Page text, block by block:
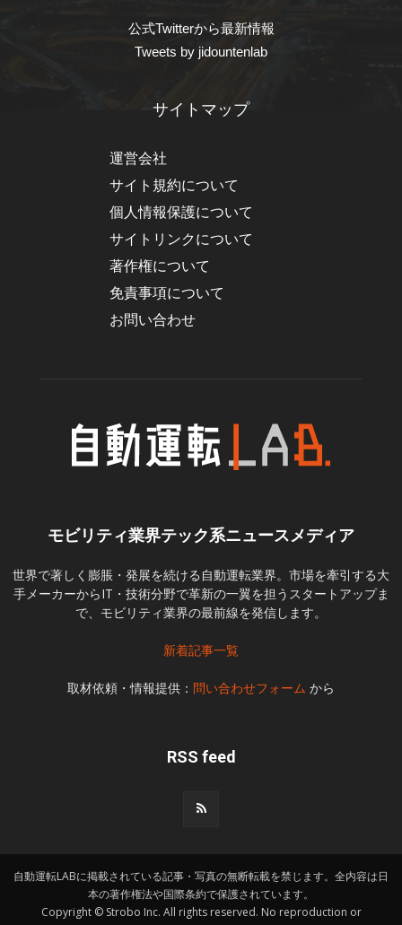
公式Twitterから最新情報
Tweets by jidountenlab
サイトマップ
運営会社
サイト規約について
個人情報保護について
サイトリンクについて
著作権について
免責事項について
お問い合わせ
モビリティ業界テック系ニュースメディア
世界で著しく膨脹・発展を続ける自動運転業界。市場を牽引する大
手メーカーからIT・技術分野で革新の一翼を担うスタートアップま
で、モビリティ業界の最前線を発信します。
新着記事一覧
取材依頼・情報提供： 問い合わせフォーム から
RSS feed
自動運転LABに掲載されている記事・写真の無断転載を禁じます。全内容は日
本の著作権法や国際条約で保護されています。
Copyright © Strobo Inc. All rights reserved. No reproduction or